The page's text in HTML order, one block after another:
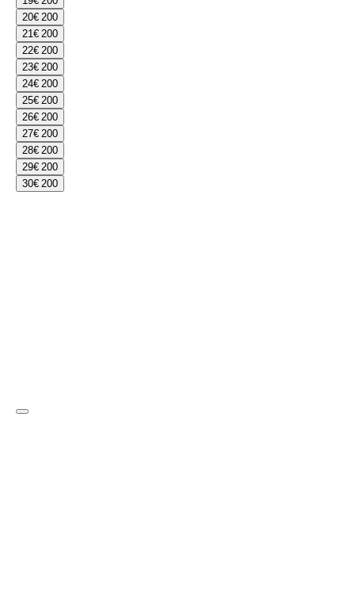
20€ 200
21€ 200
22€ 200
23€ 200
24€ 200
25€ 200
26€ 200
27€ 200
28€ 200
29€ 200
30€ 200